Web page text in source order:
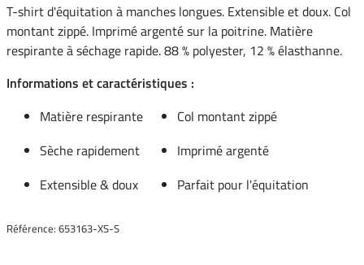
T-shirt d'équitation à manches longues. Extensible et doux. Col
montant zippé. Imprimé argenté sur la poitrine. Matière
respirante à séchage rapide. 88 % polyester, 12 % élasthanne.
Informations et caractéristiques :
Matière respirante
Col montant zippé
Sèche rapidement
Imprimé argenté
Extensible & doux
Parfait pour l'équitation
Référence: 653163-XS-S